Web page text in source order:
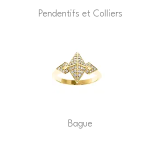
Pendentifs et Colliers
Bague